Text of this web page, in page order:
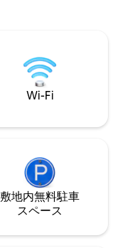
ィ、ハイチェア）
けます。
Wi-Fi
敷地内無料駐⁠車
ス⁠ペ⁠ー⁠ス